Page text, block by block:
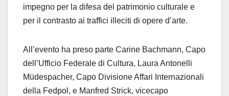
impegno per la difesa del patrimonio culturale e
per il contrasto ai traffici illeciti di opere d’arte.
All’evento ha preso parte Carine Bachmann, Capo
dell’Ufficio Federale di Cultura, Laura Antonelli
Müdespacher, Capo Divisione Affari Internazionali
della Fedpol, e Manfred Strick, vicecapo